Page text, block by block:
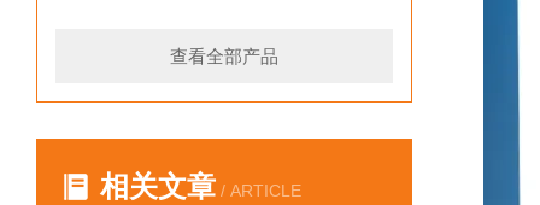
查看全部产品
相关文章 / ARTICLE